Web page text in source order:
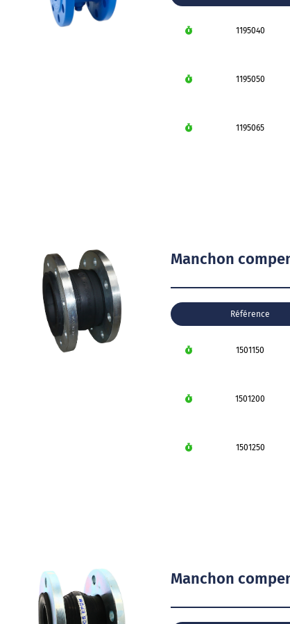
1195040
1195050
1195065
Manchon
Référence
1501150
1501200
1501250
Manchon